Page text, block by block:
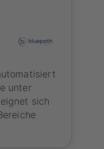
unter
sich